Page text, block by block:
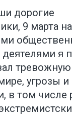
дорогие
9 марта
я
угрозы и
в том числе